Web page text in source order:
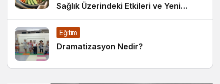
Sağlık Üzerindeki Etkileri ve Yeni
Alışkanlıklar
Eğitim
Dramatizasyon Nedir?